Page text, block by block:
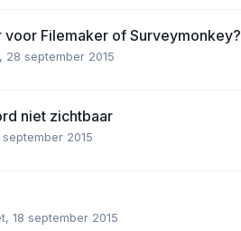
voor Filemaker of Surveymonkey?
, 28 september 2015
niet zichtbaar
september 2015
, 18 september 2015